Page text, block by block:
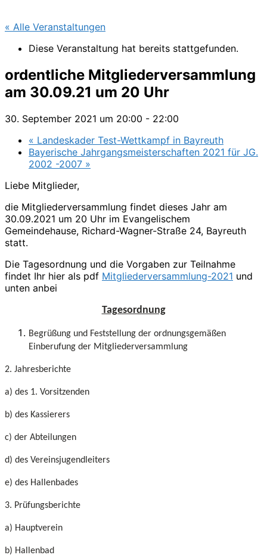
« Alle Veranstaltungen
Diese Veranstaltung hat bereits stattgefunden.
ordentliche Mitgliederversammlung
am 30.09.21 um 20 Uhr
30. September 2021 um 20:00 - 22:00
« Landeskader Test-Wettkampf in Bayreuth
Bayerische Jahrgangsmeisterschaften 2021 für JG.
2002 -2007 »
Liebe Mitglieder,
die Mitgliederversammlung findet dieses Jahr am
30.09.2021 um 20 Uhr im Evangelischem
Gemeindehause, Richard-Wagner-Straße 24, Bayreuth
statt.
Die Tagesordnung und die Vorgaben zur Teilnahme
findet Ihr hier als pdf Mitgliederversammlung-2021 und
unten anbei
Tagesordnung
Begrüßung und Feststellung der ordnungsgemäßen
Einberufung der Mitgliederversammlung
2. Jahresberichte
a) des 1. Vorsitzenden
b) des Kassierers
c) der Abteilungen
d) des Vereinsjugendleiters
e) des Hallenbades
3. Prüfungsberichte
a) Hauptverein
b) Hallenbad